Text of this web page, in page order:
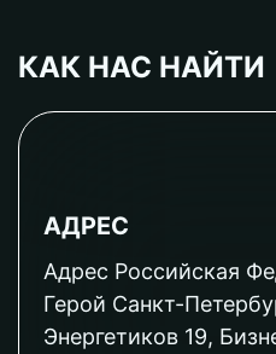
КАК НАС НАЙТИ
АДРЕС
Адрес Российская
Герой Санкт-
Энергетиков 19,